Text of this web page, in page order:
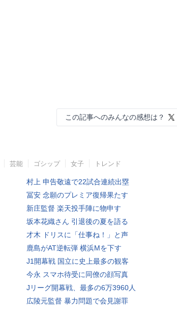
この記事へのみんなの感想は？
芸能 ゴシップ 女子 トレンド
村上 申告敬遠で22試合連続出塁
冨安 念願のプレミア復帰果たす
新庄監督 楽天投手陣に物申す
坂本花織さん 引退後の夏を語る
才木 ドリスに「仕事ね！」と声
鹿島がAT逆転弾 横浜Mを下す
J1開幕戦 国立に史上最多の観客
今永 スマホ待受に同僚の顔写真
Jリーグ開幕戦、最多の6万3960人
広陵元監督 暴力問題で会見謝罪